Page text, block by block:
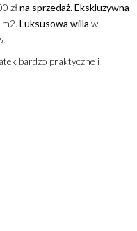
złna sprzedaż. Ekskluzywna
Luksusowa willa w
bardzo praktyczne i